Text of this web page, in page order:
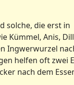
solche, die erst in
Kümmel, Anis,
Ingwerwurzel
helfen oft zwei
nach dem